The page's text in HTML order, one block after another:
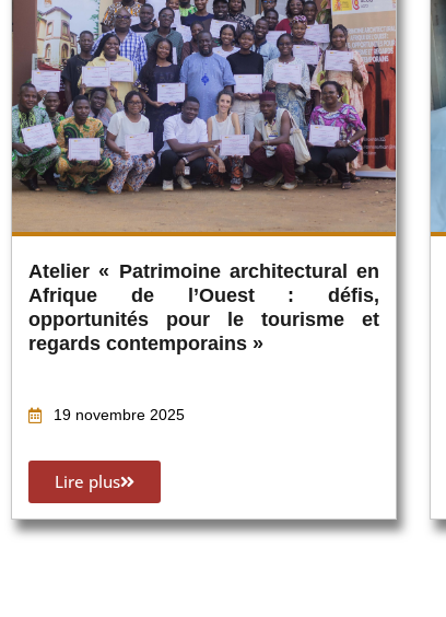
Atelier « Patrimoine architectural en
Afrique de l’Ouest : défis,
opportunités pour le tourisme et
regards contemporains »
19 novembre 2025
Lire plus